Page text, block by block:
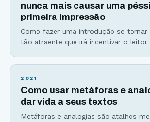
nunca mais causar uma
primeira impressão
Como fazer uma introdução se tornar
tão atraente que irá incentivar o leitor
comigo: Você nunca terá uma
páginas na internet. Ou seja… eles
por palavra, mas apenas aquelas
2021
Como usar metáforas e
dar vida a seus textos
Metáforas e analogias são atalhos